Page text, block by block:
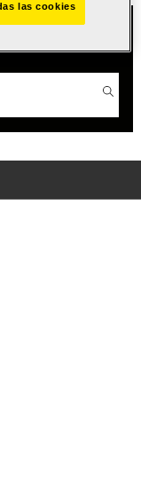
las cookies